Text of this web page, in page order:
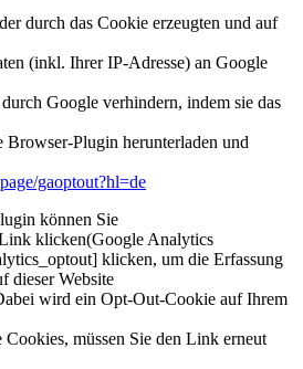
durch das Cookie erzeugten und auf
(inkl. Ihrer IP-Adresse) an Google
Google verhindern, indem sie das
Plugin herunterladen und
gaoptout?hl=de
können Sie
klicken(Google Analytics
klicken, um die Erfassung
dieser Website
wird ein Opt-Out-Cookie auf Ihrem
müssen Sie den Link erneut